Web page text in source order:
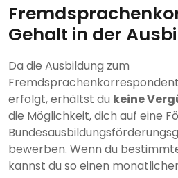
Gehalt in der
Da die Ausbildung zum
erfolgt, erhältst du keine
die Möglichkeit, dich auf eine
bewerben. Wenn du
kannst du so einen